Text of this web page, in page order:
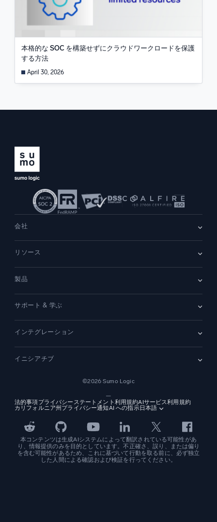
本格的な SOC を構築せずにクラウドワークロードを保護
する方法
April 30, 2026
会社
採用情報
リーダーシップ
ニュースルーム
お問い合わせ
リソース
顧客事例
デモ
製品
SIEM
セキュリティ用ログ
監視とトラブルシューティング
比較
サポート & 学ぶ
コミュニティ
サポート
プラットフォームステータス
インテグレーション
Amazon S3 監査
NGINX
PCI コンプライアンス
すべて表示
イニシアチブ
アプリケーションの最新化
デジタル顧客体験
©2026 Sumo Logic
—
法的事項プライバシーステートメント 利用規約AIサービス利用規約
カリフォルニア州プライバシー通知AI への指示日本語
本コンテンツは生成AIシステムによって翻訳されている可能性があ
り、情報提供のみを目的としています。不正確さ、誤り、または偏り
を含む可能性があるため、これに基づいて行動を取る前に、必ず独立
した人間による確認および検証を行ってください。